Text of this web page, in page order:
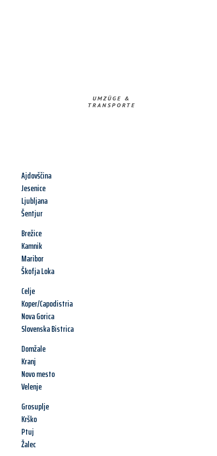
UMZÜGE &
TRANSPORTE
Ajdovščina
Jesenice
Ljubljana
Šentjur
Brežice
Kamnik
Maribor
Škofja Loka
Celje
Koper/Capodistria
Nova Gorica
Slovenska Bistrica
Domžale
Kranj
Novo mesto
Velenje
Grosuplje
Krško
Ptuj
Žalec